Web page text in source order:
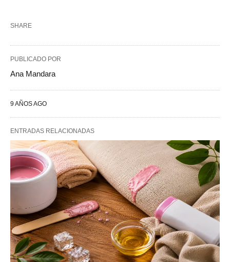
SHARE
PUBLICADO POR
Ana Mandara
9 AÑOS AGO
ENTRADAS RELACIONADAS